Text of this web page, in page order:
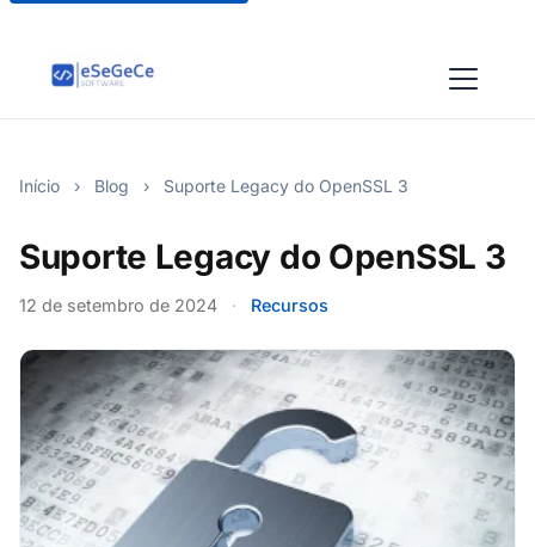
Início › Blog › Suporte Legacy do OpenSSL 3
Suporte Legacy do OpenSSL 3
12 de setembro de 2024 · Recursos